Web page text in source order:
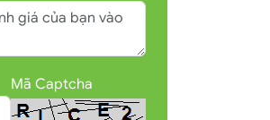
Mã Captcha